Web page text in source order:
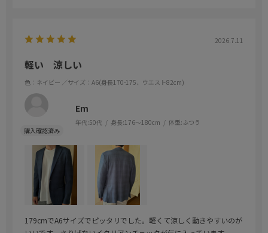
2026.7.11
軽い 涼しい
色：ネイビー ／サイズ：A6(身長170-175、ウエスト82cm)
Em
年代:50代 身長:176～180cm 体型:ふつう
179cmでA6サイズでピッタリでした。軽くて涼しく動きやすいのが